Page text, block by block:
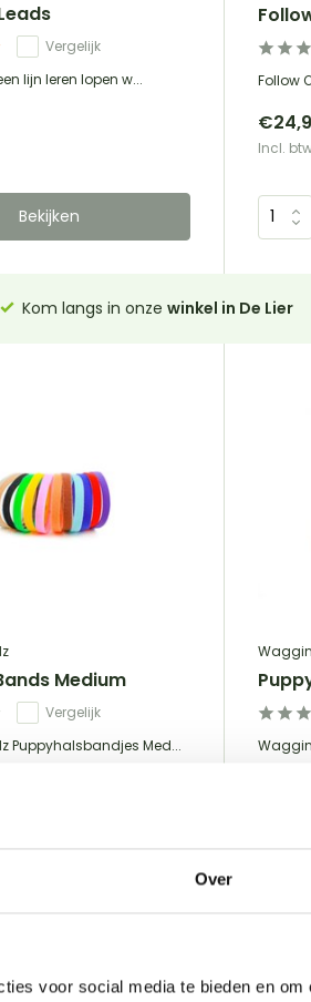
Over
voor social media te bieden en om
Vergelijk
lijn leren lopen w...
Bekijken
Follow
Incl.
Kom langs in onze winkel in De Lier
Medium
Vergelijk
Puppyhalsbandjes Med...